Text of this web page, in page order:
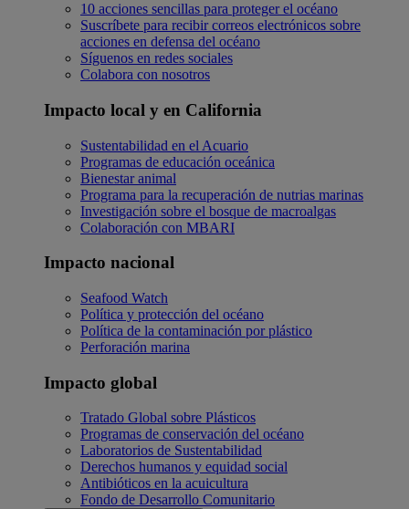
10 acciones sencillas para proteger el océano
Suscríbete para recibir correos electrónicos sobre
acciones en defensa del océano
Síguenos en redes sociales
Colabora con nosotros
Impacto local y en California
Sustentabilidad en el Acuario
Programas de educación oceánica
Bienestar animal
Programa para la recuperación de nutrias marinas
Investigación sobre el bosque de macroalgas
Colaboración con MBARI
Impacto nacional
Seafood Watch
Política y protección del océano
Política de la contaminación por plástico
Perforación marina
Impacto global
Tratado Global sobre Plásticos
Programas de conservación del océano
Laboratorios de Sustentabilidad
Derechos humanos y equidad social
Antibióticos en la acuicultura
Fondo de Desarrollo Comunitario